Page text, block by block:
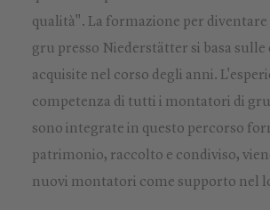
qualità". La formazione per
gru presso Niederstätter si basa sulle
acquisite nel corso degli anni.
competenza di tutti i montatori di
sono integrate in questo percorso
patrimonio, raccolto e condiviso,
nuovi montatori come supporto nel